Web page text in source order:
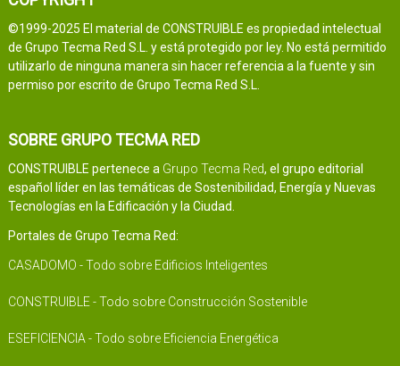
©1999-2025 El material de CONSTRUIBLE es propiedad intelectual
de Grupo Tecma Red S.L. y está protegido por ley. No está permitido
utilizarlo de ninguna manera sin hacer referencia a la fuente y sin
permiso por escrito de Grupo Tecma Red S.L.
SOBRE GRUPO TECMA RED
CONSTRUIBLE pertenece a Grupo Tecma Red, el grupo editorial
español líder en las temáticas de Sostenibilidad, Energía y Nuevas
Tecnologías en la Edificación y la Ciudad.
Portales de Grupo Tecma Red:
CASADOMO - Todo sobre Edificios Inteligentes
CONSTRUIBLE - Todo sobre Construcción Sostenible
ESEFICIENCIA - Todo sobre Eficiencia Energética